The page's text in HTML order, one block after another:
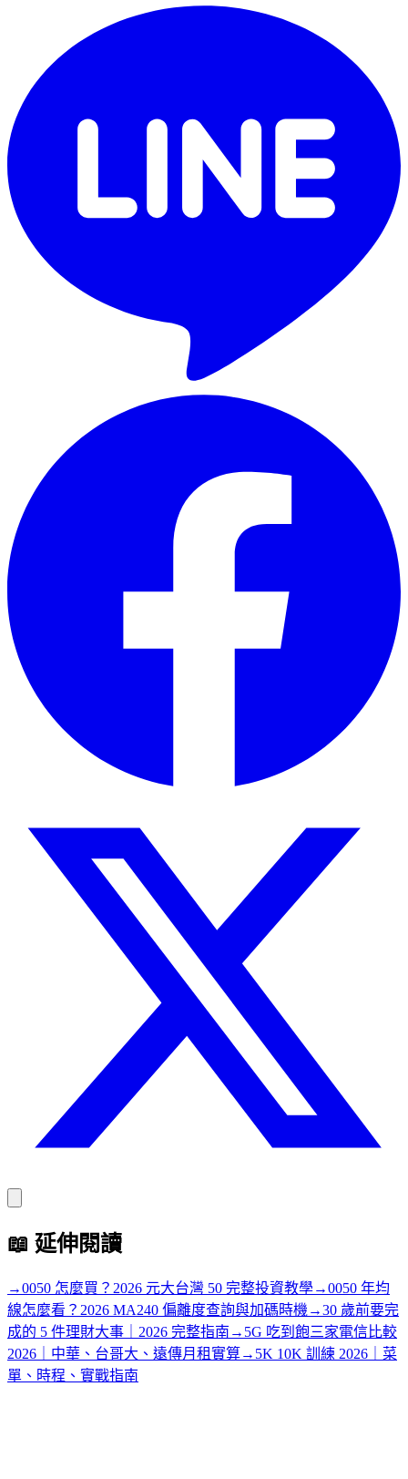
📖 延伸閱讀
→0050 怎麼買？2026 元大台灣 50 完整投資教學→0050 年均
線怎麼看？2026 MA240 偏離度查詢與加碼時機 →30 歲前要完
成的 5 件理財大事｜2026 完整指南 → 5G 吃到飽三家電信比較
2026｜中華、台哥大、遠傳月租實算→ 5K 10K 訓練 2026｜菜
單、時程、實戰指南